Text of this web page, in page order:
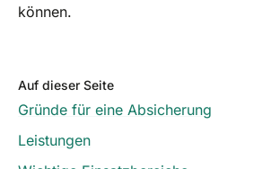
können.
Auf dieser Seite
Gründe für eine Absicherung
Leistungen